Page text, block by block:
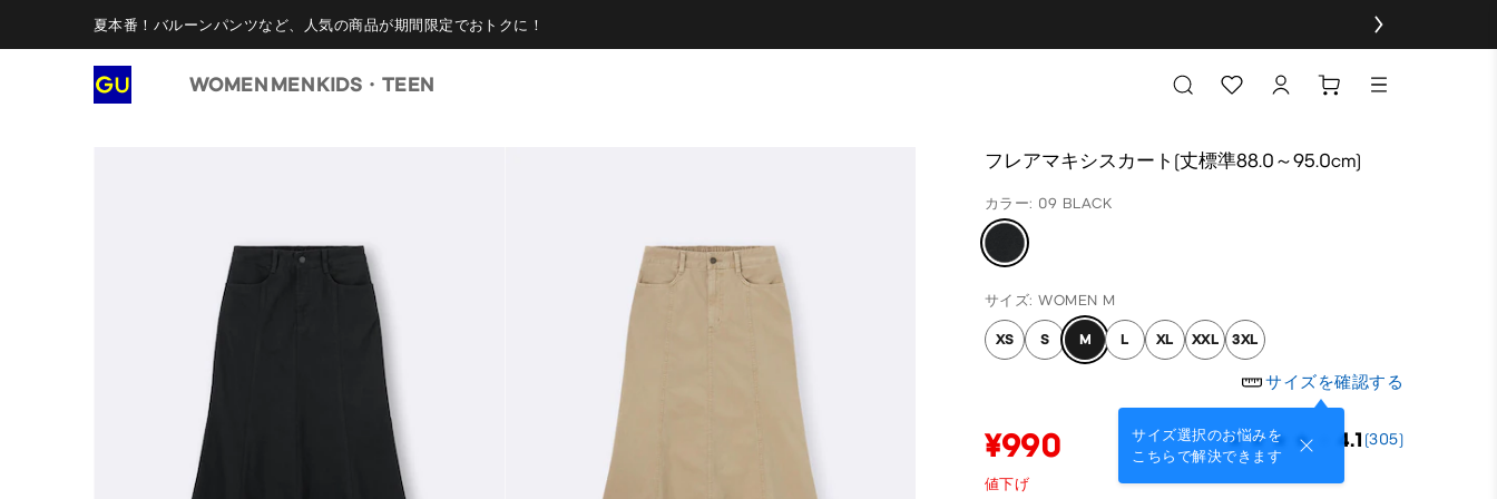
夏本番！バルーンパンツなど、人気の商品が期間限定でおトクに！
WOMEN MENKIDS・TEEN
フレアマキシスカート(丈標準88.0～95.0cm)
カラー: 09 BLACK
サイズ: WOMEN M
XS S M L XL XXL 3XL
サイズを確認する
サイズ選択のお悩みを
こちらで解決できます
¥990 4.1 (305)
値下げ